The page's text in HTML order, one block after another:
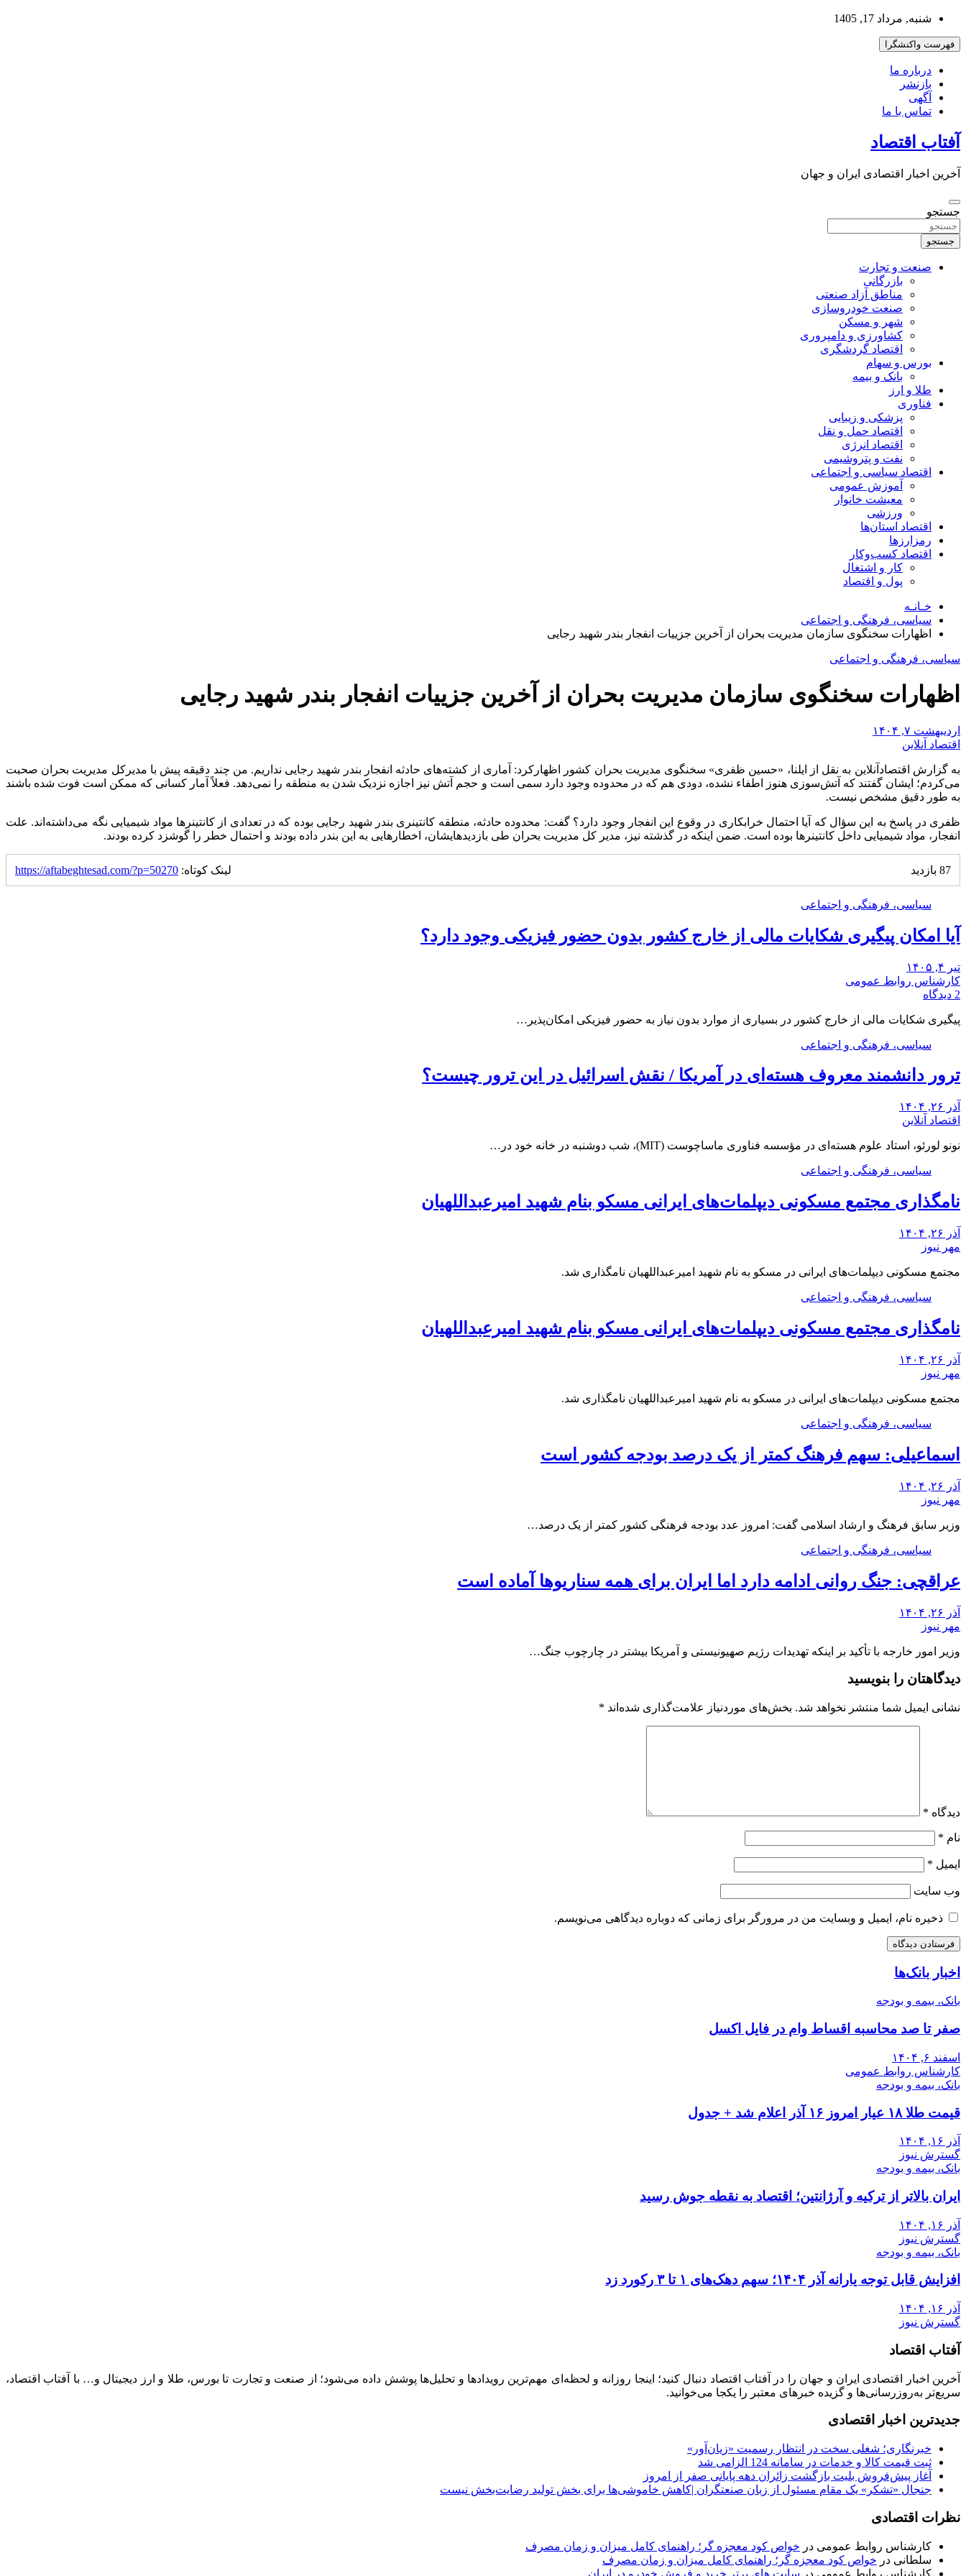
بروید
شنبه, مرداد 17, 1405
فهرست واکنشگرا
درباره ما
بازنشر
آگهی
تماس با ما
آفتاب اقتصاد
آخرین اخبار اقتصادی ایران و جهان
جستجو
جستجو
صنعت و تجارت
بازرگانی
مناطق آزاد صنعتی
صنعت خودروسازی
شهر و مسکن
کشاورزی و دامپروری
اقتصاد گردشگری
بورس و سهام
بانک و بیمه
طلا و ارز
فناوری
پزشکی و زیبایی
اقتصاد حمل و نقل
اقتصاد انرژی
نفت و پتروشیمی
اقتصاد سیاسی و اجتماعی
آموزش عمومی
معیشت خانوار
ورزشی
اقتصاد استان‌ها
رمزارزها
اقتصاد کسب‌و‌کار
کار و اشتغال
پول و اقتصاد
خـانـه
سیاسی، فرهنگی و اجتماعی
اظهارات سخنگوی سازمان مدیریت بحران از آخرین جزییات انفجار بندر شهید رجایی
سیاسی، فرهنگی و اجتماعی
اظهارات سخنگوی سازمان مدیریت بحران از آخرین جزییات انفجار بندر شهید رجایی
اردیبهشت ۷, ۱۴۰۴
اقتصاد آنلاین
به گزارش اقتصادآنلاین به نقل از ایلنا، «حسین ظفری» سخنگوی مدیریت بحران کشور اظهارکرد: آماری از کشته‌های حادثه انفجار بندر شهید رجایی نداریم. من چند دقیقه پیش با مدیرکل مدیریت بحران صحبت
می‌کردم؛ ایشان گفتند که آتش‌سوزی هنوز اطفاء نشده، دودی هم که در محدوده وجود دارد سمی است و حجم آتش نیز اجازه نزدیک شدن به منطقه را نمی‌دهد. فعلاً آمار کسانی که ممکن است فوت شده باشند
به طور دقیق مشخص نیست.
ظفری در پاسخ به این سؤال که آیا احتمال خرابکاری در وقوع این انفجار وجود دارد؟ گفت: محدوده حادثه، منطقه کانتینری بندر شهید رجایی بوده که در تعدادی از کانتینرها مواد شیمیایی نگه می‌داشته‌اند. علت
انفجار، مواد شیمیایی داخل کانتینرها بوده است. ضمن اینکه در گذشته نیز، مدیر کل مدیریت بحران طی بازدیدهایشان، اخطارهایی به این بندر داده بودند و احتمال خطر را گوشزد کرده بودند.
87 بازدید لینک کوتاه: https://aftabeghtesad.com/?p=50270
سیاسی، فرهنگی و اجتماعی
آیا امکان پیگیری شکایات مالی از خارج کشور بدون حضور فیزیکی وجود دارد؟
تیر ۴, ۱۴۰۵
کارشناس روابط عمومی
2 دیدگاه
پیگیری شکایات مالی از خارج کشور در بسیاری از موارد بدون نیاز به حضور فیزیکی امکان‌پذیر…
سیاسی، فرهنگی و اجتماعی
ترور دانشمند معروف هسته‌ای در آمریکا / نقش اسرائیل در این ترور چیست؟
آذر ۲۶, ۱۴۰۴
اقتصاد آنلاین
نونو لورئو، استاد علوم هسته‌ای در مؤسسه فناوری ماساچوست (MIT)، شب دوشنبه در خانه خود در…
سیاسی، فرهنگی و اجتماعی
نامگذاری مجتمع مسکونی دیپلمات‌های ایرانی مسکو بنام شهید امیرعبداللهیان
آذر ۲۶, ۱۴۰۴
مهر نیوز
مجتمع مسکونی دیپلمات‌های ایرانی در مسکو به نام شهید امیرعبداللهیان نامگذاری شد.
سیاسی، فرهنگی و اجتماعی
نامگذاری مجتمع مسکونی دیپلمات‌های ایرانی مسکو بنام شهید امیرعبداللهیان
آذر ۲۶, ۱۴۰۴
مهر نیوز
مجتمع مسکونی دیپلمات‌های ایرانی در مسکو به نام شهید امیرعبداللهیان نامگذاری شد.
سیاسی، فرهنگی و اجتماعی
اسماعیلی: سهم فرهنگ کمتر از یک درصد بودجه کشور است
آذر ۲۶, ۱۴۰۴
مهر نیوز
وزیر سابق فرهنگ و ارشاد اسلامی گفت: امروز عدد بودجه فرهنگی کشور کمتر از یک درصد…
سیاسی، فرهنگی و اجتماعی
عراقچی: جنگ روانی ادامه دارد اما ایران برای همه سناریوها آماده است
آذر ۲۶, ۱۴۰۴
مهر نیوز
وزیر امور خارجه با تأکید بر اینکه تهدیدات رژیم صهیونیستی و آمریکا بیشتر در چارچوب جنگ…
دیدگاهتان را بنویسید
نشانی ایمیل شما منتشر نخواهد شد. بخش‌های موردنیاز علامت‌گذاری شده‌اند *
دیدگاه *
نام *
ایمیل *
وب‌ سایت
ذخیره نام، ایمیل و وبسایت من در مرورگر برای زمانی که دوباره دیدگاهی می‌نویسم.
اخبار بانک‌ها
بانک، بیمه و بودجه
صفر تا صد محاسبه اقساط وام در فایل اکسل
اسفند ۶, ۱۴۰۴
کارشناس روابط عمومی
بانک، بیمه و بودجه
قیمت طلا ۱۸ عیار امروز ۱۶ آذر اعلام شد + جدول
آذر ۱۶, ۱۴۰۴
گسترش نیوز
بانک، بیمه و بودجه
ایران بالاتر از ترکیه و آرژانتین؛ اقتصاد به نقطه جوش رسید
آذر ۱۶, ۱۴۰۴
گسترش نیوز
بانک، بیمه و بودجه
افزایش قابل توجه یارانه آذر ۱۴۰۴؛ سهم دهک‌های ۱ تا ۳ رکورد زد
آذر ۱۶, ۱۴۰۴
گسترش نیوز
آفتاب اقتصاد
آخرین اخبار اقتصادی ایران و جهان را در آفتاب اقتصاد دنبال کنید؛ اینجا روزانه و لحظه‌ای مهم‌ترین رویدادها و تحلیل‌ها پوشش داده می‌شود؛ از صنعت و تجارت تا بورس، طلا و ارز دیجیتال و… با آفتاب اقتصاد،
سریع‌تر به‌روزرسانی‌ها و گزیده خبرهای معتبر را یکجا می‌خوانید.
جدیدترین اخبار اقتصادی
خبرنگاری؛ شغلی سخت در انتظار رسمیت «زیان‌آور»
ثبت قیمت کالا و خدمات در سامانه 124 الزامی شد
آغاز پیش‌فروش بلیت بازگشت زائران دهه پایانی صفر از امروز
جنجال «تشکر» یک مقام مسئول از زبان صنعتگران |کاهش خاموشی‌ها برای بخش تولید رضایت‌بخش نیست
نظرات اقتصادی
کارشناس روابط عمومی در خواص کود معجزه گر؛ راهنمای کامل میزان و زمان مصرف
سلطانی در خواص کود معجزه گر؛ راهنمای کامل میزان و زمان مصرف
کارشناس روابط عمومی در سایت های برتر خرید و فروش خودرو در ایران